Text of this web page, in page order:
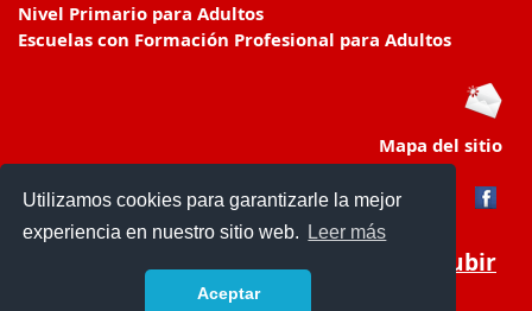
Utilizamos cookies para garantizarle la mejor
experiencia en nuestro sitio web.
Leer más
Aceptar
Nivel Primario para Adultos
Escuelas con Formación Profesional para Adultos
Mapa del sitio
Subir